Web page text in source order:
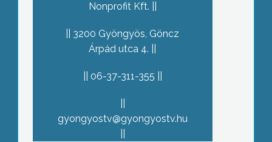
Nonprofit Kft.
3200 Gyöngyös, Göncz
Árpád utca 4.
06-37-311-355
gyongyostv@gyongyostv.hu